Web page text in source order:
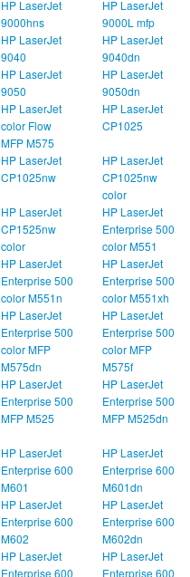
HP LaserJet
9000hns
HP LaserJet
9000L mfp
HP LaserJet
9040
HP LaserJet
9040dn
HP LaserJet
9050
HP LaserJet
9050dn
HP LaserJet
color Flow
MFP M575
HP LaserJet
CP1025
HP LaserJet
CP1025nw
HP LaserJet
CP1025nw
color
HP LaserJet
CP1525nw
color
HP LaserJet
Enterprise 500
color M551
HP LaserJet
Enterprise 500
color M551n
HP LaserJet
Enterprise 500
color M551xh
HP LaserJet
Enterprise 500
color MFP
M575dn
HP LaserJet
Enterprise 500
color MFP
M575f
HP LaserJet
Enterprise 500
MFP M525
HP LaserJet
Enterprise 500
MFP M525dn
HP LaserJet
Enterprise 600
M601
HP LaserJet
Enterprise 600
M601dn
HP LaserJet
Enterprise 600
M602
HP LaserJet
Enterprise 600
M602dn
HP LaserJet
Enterprise 600
HP LaserJet
Enterprise 600